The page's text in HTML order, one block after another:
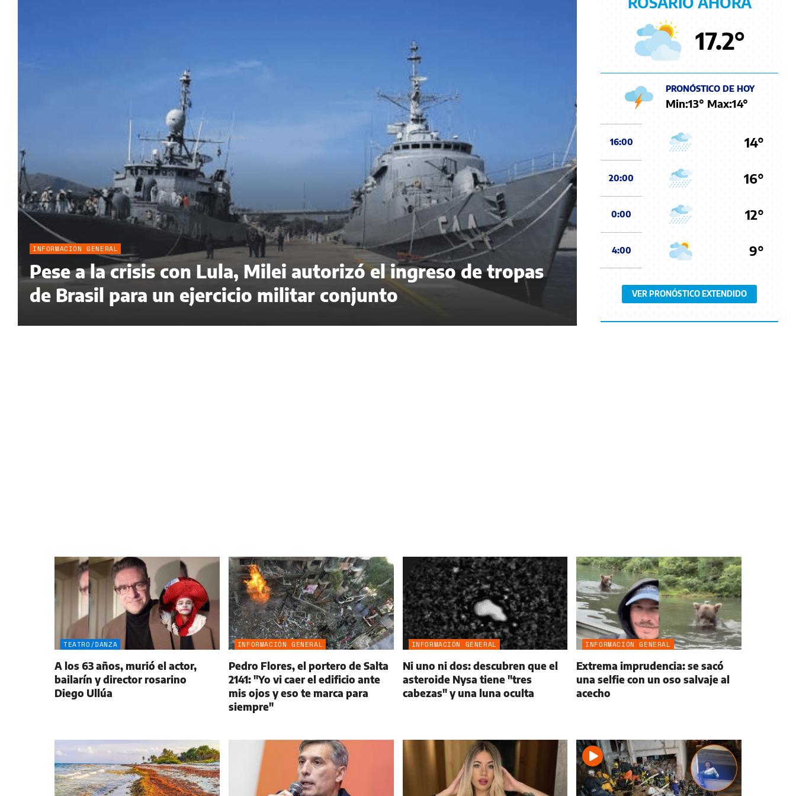
INFORMACIÓN GENERAL
Pese a la crisis con Lula, Milei autorizó el ingreso de tropas
de Brasil para un ejercicio militar conjunto
17.2°
PRONÓSTICO DE HOY
Min:13° Max:14°
16:00 14°
20:00 16°
0:00 12°
4:00 9°
VER PRONÓSTICO EXTENDIDO
TEATRO/DANZA
A los 63 años, murió el actor,
bailarín y director rosarino
Diego Ullúa
INFORMACIÓN GENERAL
Pedro Flores, el portero de Salta
2141: "Yo vi caer el edificio ante
mis ojos y eso te marca para
siempre"
INFORMACIÓN GENERAL
Ni uno ni dos: descubren que el
asteroide Nysa tiene "tres
cabezas" y una luna oculta
INFORMACIÓN GENERAL
Extrema imprudencia: se sacó
una selfie con un oso salvaje al
acecho